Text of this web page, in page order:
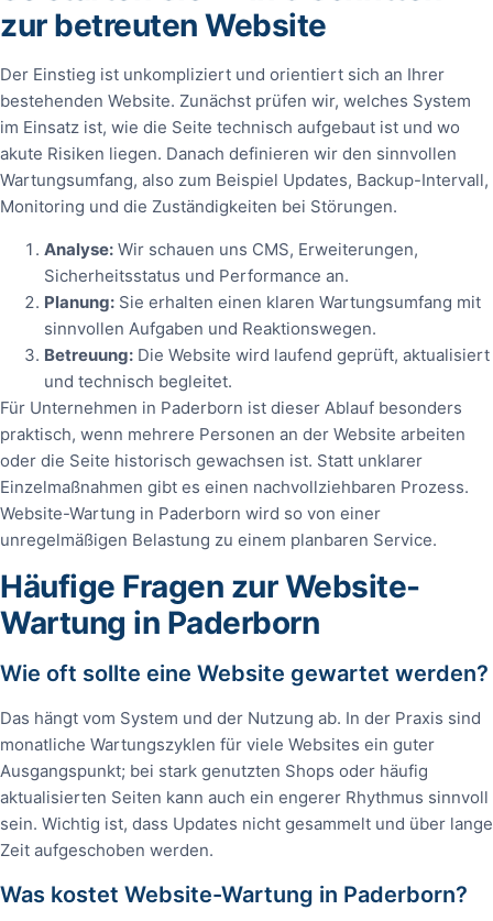
zur betreuten Website
Der Einstieg ist unkompliziert und orientiert sich an Ihrer
bestehenden Website. Zunächst prüfen wir, welches System
im Einsatz ist, wie die Seite technisch aufgebaut ist und wo
akute Risiken liegen. Danach definieren wir den sinnvollen
Wartungsumfang, also zum Beispiel Updates, Backup-Intervall,
Monitoring und die Zuständigkeiten bei Störungen.
Analyse: Wir schauen uns CMS, Erweiterungen,
Sicherheitsstatus und Performance an.
Planung: Sie erhalten einen klaren Wartungsumfang mit
sinnvollen Aufgaben und Reaktionswegen.
Betreuung: Die Website wird laufend geprüft, aktualisiert
und technisch begleitet.
Für Unternehmen in Paderborn ist dieser Ablauf besonders
praktisch, wenn mehrere Personen an der Website arbeiten
oder die Seite historisch gewachsen ist. Statt unklarer
Einzelmaßnahmen gibt es einen nachvollziehbaren Prozess.
Website-Wartung in Paderborn wird so von einer
unregelmäßigen Belastung zu einem planbaren Service.
Häufige Fragen zur Website-
Wartung in Paderborn
Wie oft sollte eine Website gewartet werden?
Das hängt vom System und der Nutzung ab. In der Praxis sind
monatliche Wartungszyklen für viele Websites ein guter
Ausgangspunkt; bei stark genutzten Shops oder häufig
aktualisierten Seiten kann auch ein engerer Rhythmus sinnvoll
sein. Wichtig ist, dass Updates nicht gesammelt und über lange
Zeit aufgeschoben werden.
Was kostet Website-Wartung in Paderborn?